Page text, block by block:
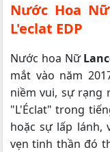
Nước Hoa
L'eclat EDP
Nước hoa Nữ
mắt vào năm
niềm vui, sự rạng
"L'Éclat" trong
hoặc sự lấp lánh,
vẹn tinh thần đó